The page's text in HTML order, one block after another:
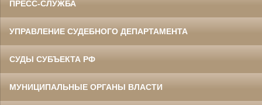
ПРЕСС-СЛУЖБА
УПРАВЛЕНИЕ СУДЕБНОГО ДЕПАРТАМЕНТА
СУДЫ СУБЪЕКТА РФ
МУНИЦИПАЛЬНЫЕ ОРГАНЫ ВЛАСТИ